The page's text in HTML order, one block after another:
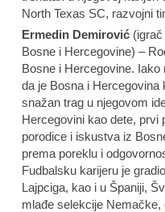
North Texas SC, razvojni
Ermedin Demirović
Bosne i Hercegovine) –
Bosne i Hercegovine.
da je Bosna i
snažan trag u njegovom
Hercegovini kao dete, prvi
porodice i iskustva iz
prema poreklu i
Fudbalsku karijeru je
Lajpciga, kao i u Španiji,
mlađe selekcije Nemačke,